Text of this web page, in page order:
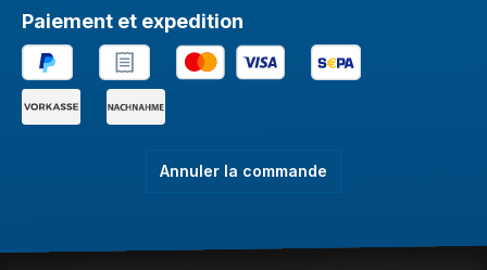
Paiement et expedition
Annuler la commande